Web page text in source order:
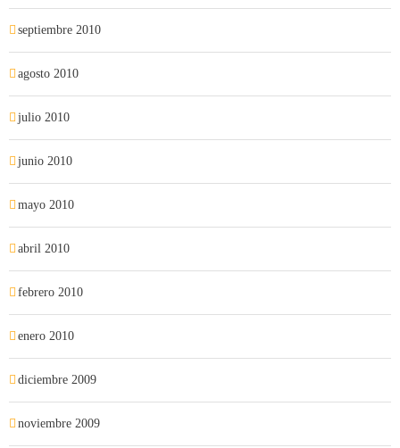
septiembre 2010
agosto 2010
julio 2010
junio 2010
mayo 2010
abril 2010
febrero 2010
enero 2010
diciembre 2009
noviembre 2009